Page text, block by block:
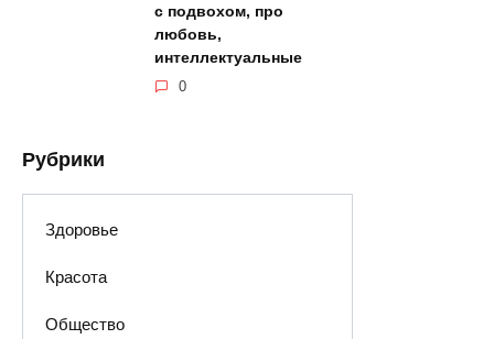
с подвохом, про
любовь,
интеллектуальные
0
Рубрики
Здоровье
Красота
Общество